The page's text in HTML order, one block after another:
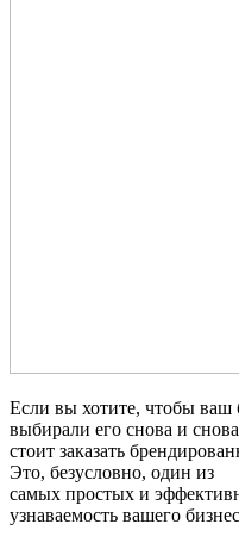
Если вы хотите, чтобы ваш
выбирали его снова и
стоит заказать
Это, безусловно, один из
самых простых и
узнаваемость вашего